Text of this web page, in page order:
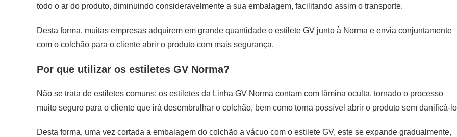
todo o ar do produto, diminuindo consideravelmente a sua embalagem, facilitando assim o transporte.
Desta forma, muitas empresas adquirem em grande quantidade o estilete GV junto à Norma e envia conjuntamente
com o colchão para o cliente abrir o produto com mais segurança.
Por que utilizar os estiletes GV Norma?
Não se trata de estiletes comuns: os estiletes da Linha GV Norma contam com lâmina oculta, tornado o processo
muito seguro para o cliente que irá desembrulhar o colchão, bem como torna possível abrir o produto sem danificá-
Desta forma, uma vez cortada a embalagem do colchão a vácuo com o estilete GV, este se expande gradualmente,